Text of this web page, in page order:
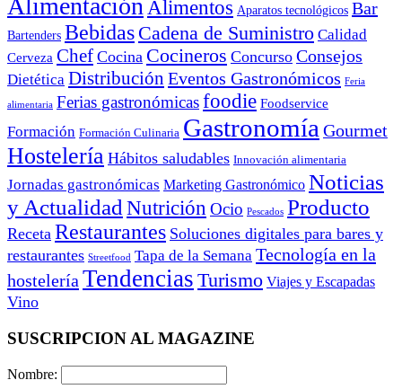
Alimentación Alimentos Aparatos tecnológicos Bar
Bartenders Bebidas Cadena de Suministro Calidad
Cerveza Chef Cocina Cocineros Concurso Consejos
Dietética Distribución Eventos Gastronómicos Feria
alimentaria Ferias gastronómicasfoodie Foodservice
Formación Formación Culinaria Gastronomía Gourmet
Hostelería Hábitos saludables Innovación alimentaria
Jornadas gastronómicas Marketing Gastronómico Noticias
y Actualidad Nutrición Ocio Pescados Producto
Receta Restaurantes Soluciones digitales para bares y
restaurantes Streetfood Tapa de la Semana Tecnología en la
hostelería Tendencias Turismo Viajes y Escapadas
Vino
SUSCRIPCION AL MAGAZINE
Nombre: